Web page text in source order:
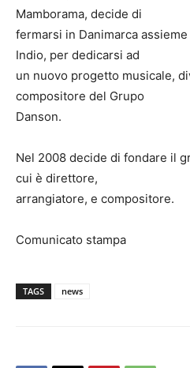
Mamborama, decide di
fermarsi in Danimarca
Indio, per dedicarsi ad
un nuovo progetto musicale,
compositore del Grupo
Danson.
Nel 2008 decide di fondare il
cui è direttore,
arrangiatore, e compositore.
Comunicato stampa
TAGS news